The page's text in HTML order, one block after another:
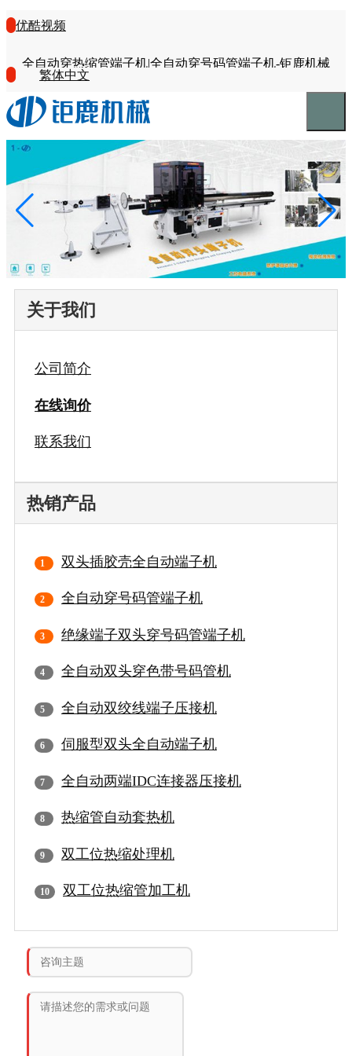
优酷视频
全自动穿热缩管端子机|全自动穿号码管端子机-钜鹿机械
繁体中文
关于我们
公司简介
在线询价
联系我们
热销产品
双头插胶壳全自动端子机
全自动穿号码管端子机
绝缘端子双头穿号码管端子机
全自动双头穿色带号码管机
全自动双绞线端子压接机
伺服型双头全自动端子机
全自动两端IDC连接器压接机
热缩管自动套热机
双工位热缩处理机
双工位热缩管加工机